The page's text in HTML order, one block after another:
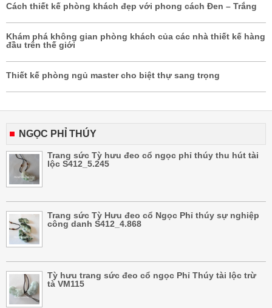
Cách thiết kế phòng khách đẹp với phong cách Đen – Trắng
Khám phá không gian phòng khách của các nhà thiết kế hàng
đầu trên thế giới
Thiết kế phòng ngủ master cho biệt thự sang trọng
NGỌC PHỈ THÚY
Trang sức Tỳ hưu đeo cổ ngọc phỉ thúy thu hút tài
lộc S412_5.245
Trang sức Tỳ Hưu đeo cổ Ngọc Phỉ thúy sự nghiệp
công danh S412_4.868
Tỳ hưu trang sức đeo cổ ngọc Phỉ Thúy tài lộc trừ
tà VM115